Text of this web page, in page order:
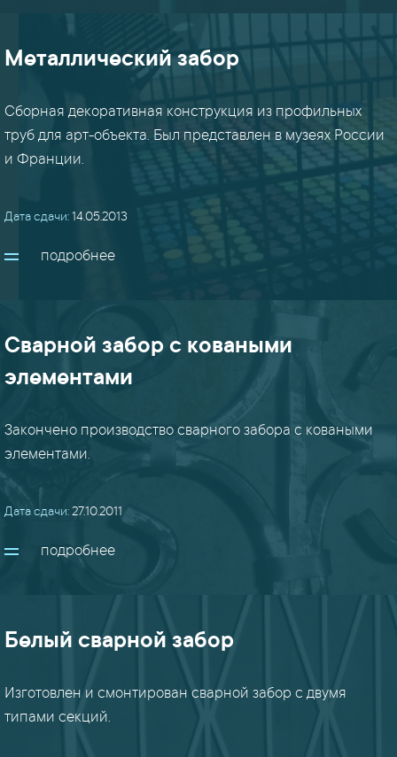
Металлический забор
Сборная декоративная конструкция из профильных
труб для арт-объекта. Был представлен в музеях России
и Франции.
Дата сдачи:14.05.2013
подробнее
Сварной забор с коваными
элементами
Закончено производство сварного забора с коваными
элементами.
Дата сдачи:27.10.2011
подробнее
Белый сварной забор
Изготовлен и смонтирован сварной забор с двумя
типами секций.